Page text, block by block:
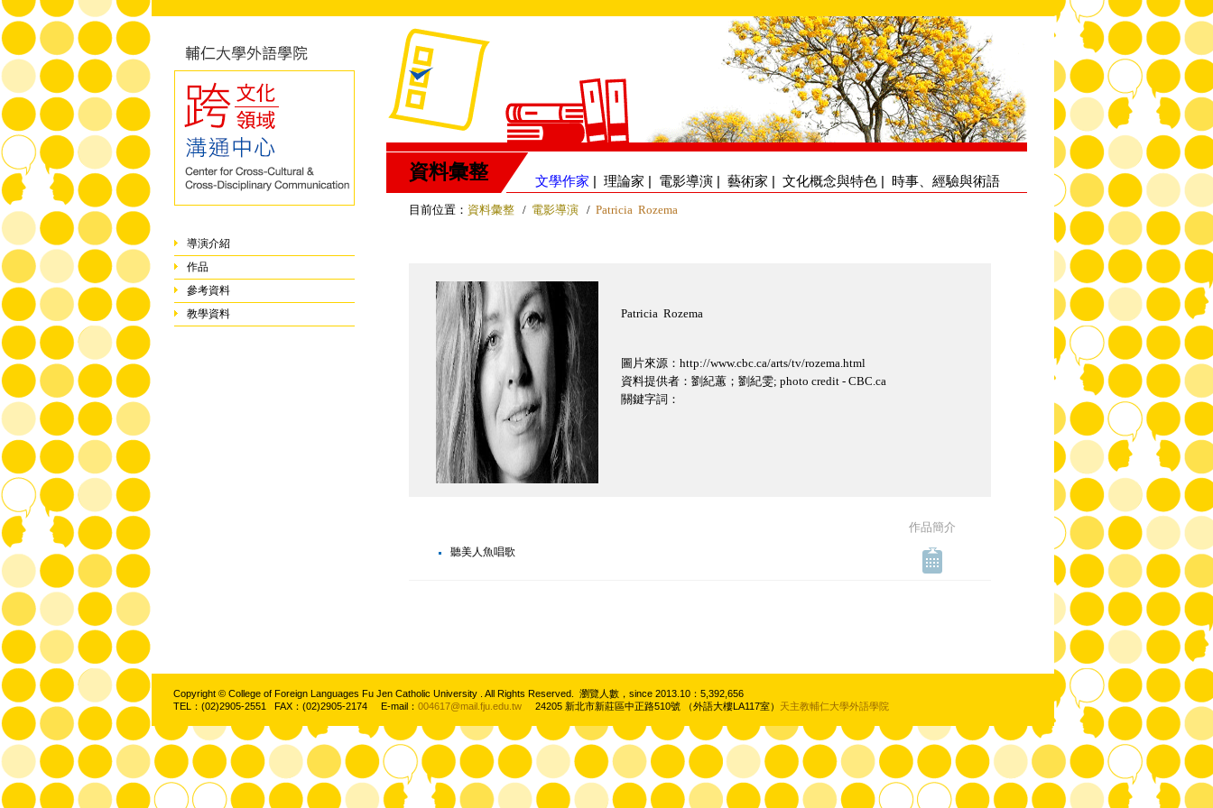
導演介紹
作品
參考資料
教學資料
資料彙整 文學作家 | 理論家 | 電影導演 | 藝術家 | 文化概念與特色 | 時事、經驗與術語
目前位置： 資料彙整 / 電影導演 / Patricia Rozema
Patricia Rozema
圖片來源：http://www.cbc.ca/arts/tv/rozema.html
資料提供者：劉紀蕙；劉紀雯; photo credit - CBC.ca
關鍵字詞：
作品簡介
聽美人魚唱歌
Copyright © College of Foreign Languages Fu Jen Catholic University . All Rights Reserved. 瀏覽人數，since 2013.10：5,392,656
TEL：(02)2905-2551 FAX：(02)2905-2174 E-mail： 004617@mail.fju.edu.tw 24205 新北市新莊區中正路510號 （外語大樓LA117室） 天主教輔仁大學外語學院